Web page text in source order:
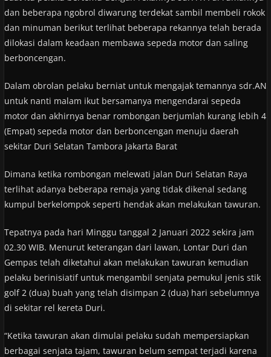
dan beberapa ngobrol diwarung terdekat sambil membeli rokok
dan minuman berikut terlihat beberapa rekannya telah berada
dilokasi dalam keadaan membawa sepeda motor dan saling
berboncengan.
Dalam obrolan pelaku berniat untuk mengajak temannya sdr.AN
untuk nanti malam ikut bersamanya mengendarai sepeda
motor dan akhirnya benar rombongan berjumlah kurang lebih 4
(Empat) sepeda motor dan berboncengan menuju daerah
sekitar Duri Selatan Tambora Jakarta Barat
Dimana ketika rombongan melewati jalan Duri Selatan Raya
terlihat adanya beberapa remaja yang tidak dikenal sedang
kumpul berkelompok seperti hendak akan melakukan tawuran.
Tepatnya pada hari Minggu tanggal 2 Januari 2022 sekira jam
02.30 WIB. Menurut keterangan dari lawan, Lontar Duri dan
Gempas telah diketahui akan melakukan tawuran kemudian
pelaku berinisiatif untuk mengambil senjata pemukul jenis stik
golf 2 (dua) buah yang telah disimpan 2 (dua) hari sebelumnya
di sekitar rel kereta Duri.
“Ketika tawuran akan dimulai pelaku sudah mempersiapkan
berbagai senjata tajam, tawuran belum sempat terjadi karena